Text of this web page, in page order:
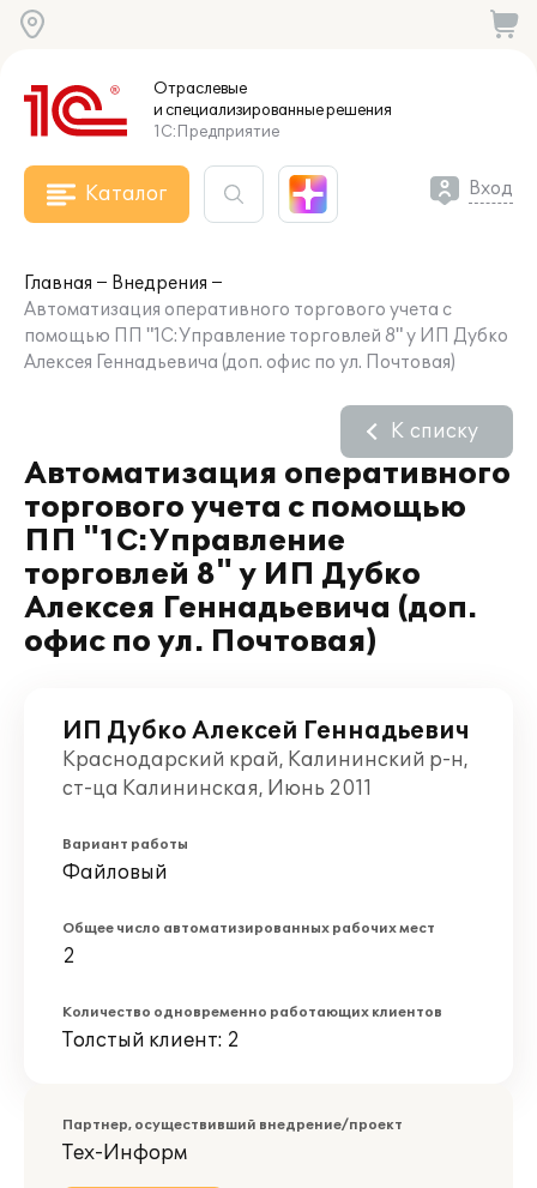
Отраслевые
и специализированныерешения
1С:Предприятие
Каталог Вход
Главная
Внедрения
Автоматизация оперативного торгового учета с
помощью ПП "1С:Управление торговлей 8" у ИП Дубко
Алексея Геннадьевича (доп. офис по ул. Почтовая)
Автоматизация оперативного
торгового учета с помощью
ПП "1С:Управление
торговлей 8" у ИП Дубко
Алексея Геннадьевича (доп.
офис по ул. Почтовая)
К списку
ИП Дубко Алексей Геннадьевич
Краснодарский край, Калининский р-н,
ст-ца Калининская, Июнь 2011
Вариант работы
Файловый
Общее число автоматизированных рабочих мест
2
Количество одновременно работающих клиентов
Толстый клиент: 2
Партнер, осуществивший внедрение/проект
Тех-Информ